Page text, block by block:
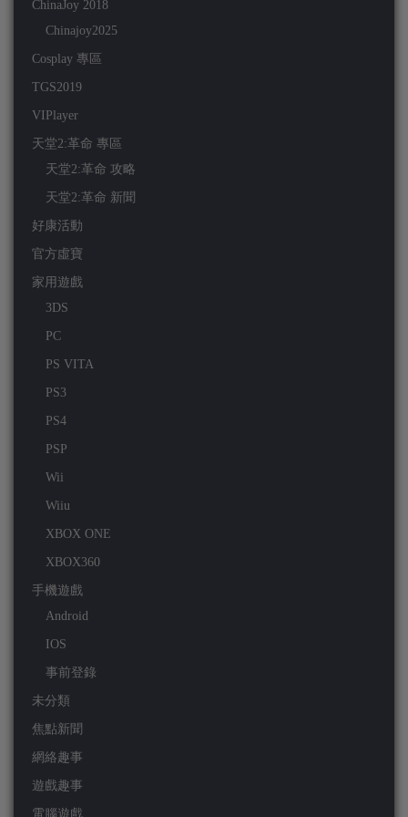
ChinaJoy 2018
Chinajoy2025
Cosplay 專區
TGS2019
VIPlayer
天堂2:革命 專區
天堂2:革命 攻略
天堂2:革命 新聞
好康活動
官方虛寶
家用遊戲
3DS
PC
PS VITA
PS3
PS4
PSP
Wii
Wiiu
XBOX ONE
XBOX360
手機遊戲
Android
IOS
事前登錄
未分類
焦點新聞
網絡趣事
遊戲趣事
電腦遊戲